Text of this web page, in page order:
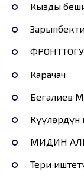
Кызды
Карачач
Бегалиев
Күүлөрдүн
МИДИН
Тери